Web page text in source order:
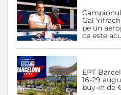
Campionul
Gal
pe un
ce este
EPT
16-29
buy-in de